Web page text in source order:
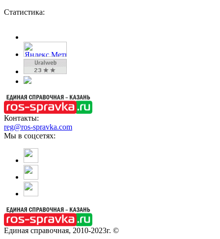
Статистика:
Контакты:
reg@ros-spravka.com
Мы в соцсетях:
Единая справочная, 2010-2023г. ©